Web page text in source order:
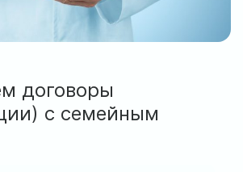
Отзывы
Соборная, 128/1, г. Ирпень
договоры
с семейным